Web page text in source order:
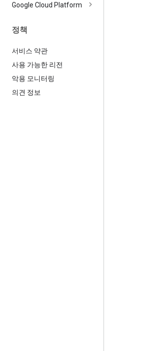
Google Cloud Platform
정책
서비스 약관
사용 가능한 리전
악용 모니터링
의견 정보